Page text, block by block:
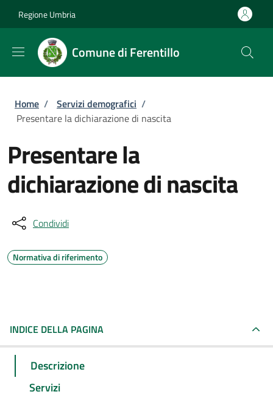
Regione Umbria
Comune di Ferentillo
Briciole di pane
Home / Servizi demografici /
Presentare la dichiarazione di nascita
Presentare la
dichiarazione di nascita
Condividi
Normativa di riferimento
INDICE DELLA PAGINA
Descrizione
Servizi